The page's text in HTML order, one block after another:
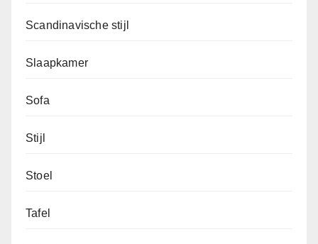
Scandinavische stijl
Slaapkamer
Sofa
Stijl
Stoel
Tafel